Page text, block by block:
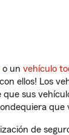
o un vehículo
ellos! Los
sus
que
de